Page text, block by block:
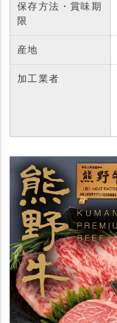
保存方法・賞味期
限
産地
加工業者